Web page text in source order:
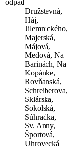
odpad
Družstevná,
Háj,
Jilemnického,
Majerská,
Májová,
Medová, Na
Barinách, Na
Kopánke,
Rovňanská,
Schreiberova,
Sklárska,
Sokolská,
Súhradka,
Sv. Anny,
Športová,
Uhrovecká